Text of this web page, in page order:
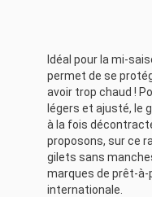
Idéal pour la mi-
permet de se
avoir trop chaud !
légers et ajusté, le
à la fois
proposons, sur ce
gilets sans
marques de prêt-
internationale.